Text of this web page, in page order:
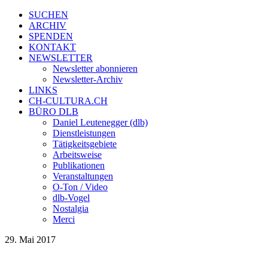
SUCHEN
ARCHIV
SPENDEN
KONTAKT
NEWSLETTER
Newsletter abonnieren
Newsletter-Archiv
LINKS
CH-CULTURA.CH
BÜRO DLB
Daniel Leutenegger (dlb)
Dienstleistungen
Tätigkeitsgebiete
Arbeitsweise
Publikationen
Veranstaltungen
O-Ton / Video
dlb-Vogel
Nostalgia
Merci
29. Mai 2017